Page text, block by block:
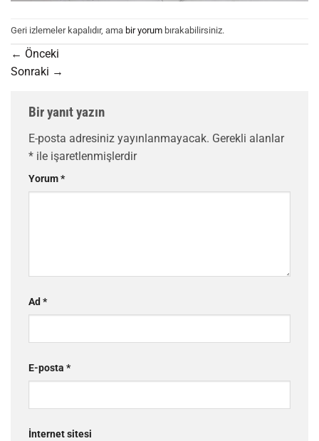
Geri izlemeler kapalıdır, ama bir yorum bırakabilirsiniz.
← Önceki
Sonraki →
Bir yanıt yazın
E-posta adresiniz yayınlanmayacak. Gerekli alanlar
* ile işaretlenmişlerdir
Yorum*
Ad *
E-posta *
İnternet sitesi